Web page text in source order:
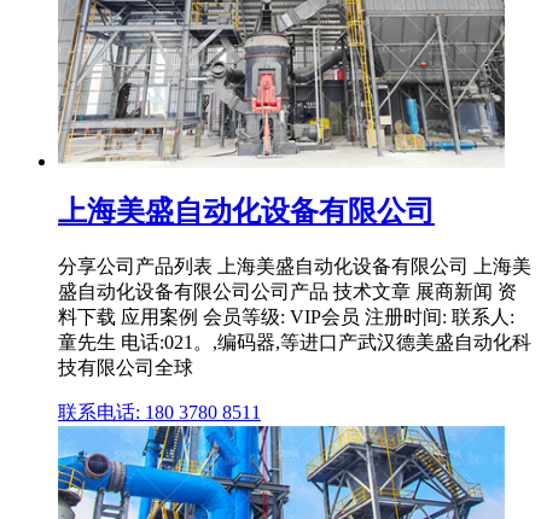
上海美盛自动化设备有限公司
分享公司产品列表 上海美盛自动化设备有限公司 上海美
盛自动化设备有限公司公司产品 技术文章 展商新闻 资
料下载 应用案例 会员等级: VIP会员 注册时间: 联系人:
童先生 电话:021。,编码器,等进口产武汉德美盛自动化科
技有限公司全球
联系电话: 180 3780 8511